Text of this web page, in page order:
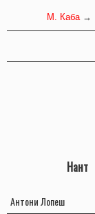
М. Каба→
Нант
Антони Лопеш